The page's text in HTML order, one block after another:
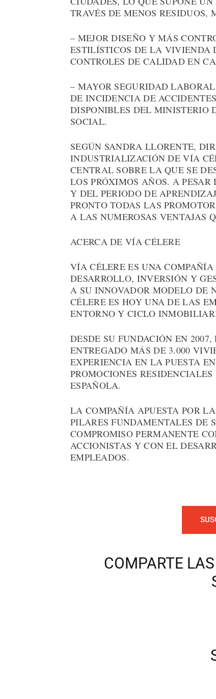
TRAVÉS DE MENOS RESIDUOS,
– MEJOR DISEÑO Y MÁS
ESTILÍSTICOS DE LA
CONTROLES DE CALIDAD EN
– MAYOR SEGURIDAD
DE INCIDENCIA DE
DISPONIBLES DEL MINISTERIO
SOCIAL.
SEGÚN SANDRA LLORENTE,
INDUSTRIALIZACIÓN DE VÍA
CENTRAL SOBRE LA QUE SE
LOS PRÓXIMOS AÑOS. A
Y DEL PERIODO DE
PRONTO TODAS LAS
A LAS NUMEROSAS VENTAJAS
ACERCA DE VÍA CÉLERE
VÍA CÉLERE ES UNA
DESARROLLO, INVERSIÓN Y
A SU INNOVADOR MODELO DE
CÉLERE ES HOY UNA DE LAS
ENTORNO Y CICLO
DESDE SU FUNDACIÓN EN
ENTREGADO MÁS DE 3.000
EXPERIENCIA EN LA PUESTA
PROMOCIONES
ESPAÑOLA.
LA COMPAÑÍA APUESTA POR
PILARES FUNDAMENTALES DE
COMPROMISO PERMANENTE
ACCIONISTAS Y CON EL
EMPLEADOS.
COMPARTE